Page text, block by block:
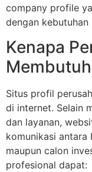
company profile
dengan kebutuhan
Kenapa
Situs profil
di internet. Selain
dan layanan,
komunikasi antara
maupun calon
profesional dapat: